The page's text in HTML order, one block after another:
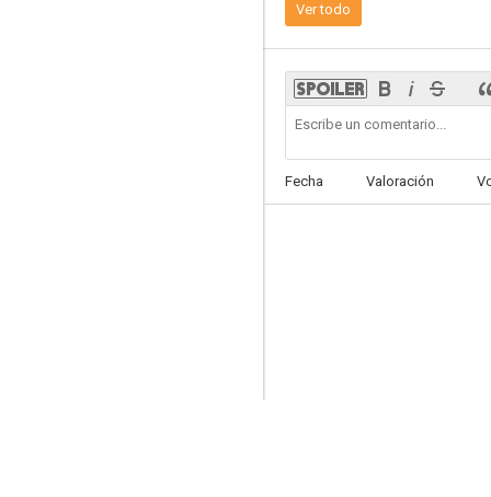
7.0
Ver todo
Fecha Valoración